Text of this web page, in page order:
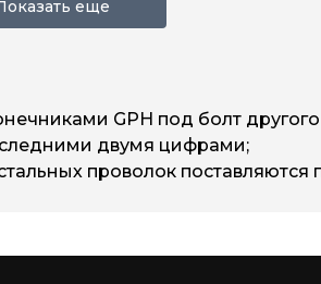
GPH под болт
двумя цифрами;
проволок поставляются